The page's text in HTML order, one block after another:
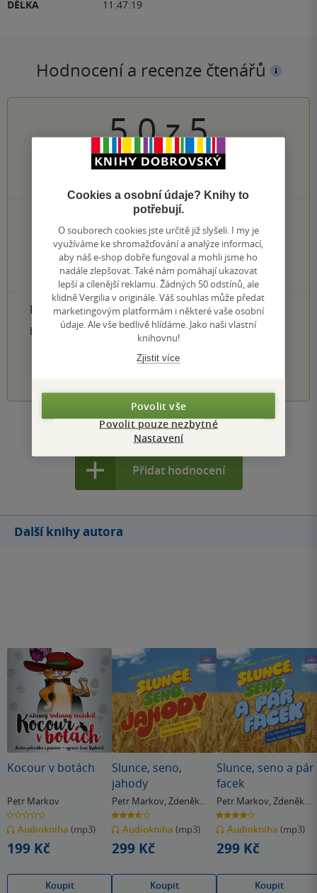
DÉLKA 11:47:19
Hodnocení a recenze čtenářů
5.0z5
0×
5 hvězdiček
0×
4 hvězdičky
0×
3 hvězdičky
0×
2 hvězdičky
0×
1 hvezdička
PŘIDEJTE SVÉ HODNOCENÍ PRODUKTU
Hodnocení našich knihkupců: 0.0 z 5
Zobrazit všechna hodnocení
Přidat hodnocení
Další knihy autora
Kocour v botách
Petr Markov
0.0
z
5
hvězdiček
Audiokniha (mp3)
199 Kč
Koupit
Slunce, seno,
jahody
Petr Markov, Zdeněk
Troška
3.6
z
5
hvězdiček
Audiokniha (mp3)
299 Kč
Koupit
Slunce, seno a pár
facek
Petr Markov, Zdeněk
Troška
4.1
z
5
hvězdiček
Audiokniha (mp3)
299 Kč
Koupit
Cookies a osobní údaje? Knihy to
potřebují.
O souborech cookies jste určitě již slyšeli. I my je
využíváme ke shromažďování a analýze informací,
aby náš e-shop dobře fungoval a mohli jsme ho
nadále zlepšovat. Také nám pomáhají ukazovat
lepší a cílenější reklamu. Žádných 50 odstínů, ale
klidně Vergilia v originále. Váš souhlas může předat
marketingovým platformám i některé vaše osobní
údaje. Ale vše bedlivě hlídáme. Jako naši vlastní
knihovnu!
Zjistit více
Povolit vše
Povolit pouze nezbytné
Nastavení